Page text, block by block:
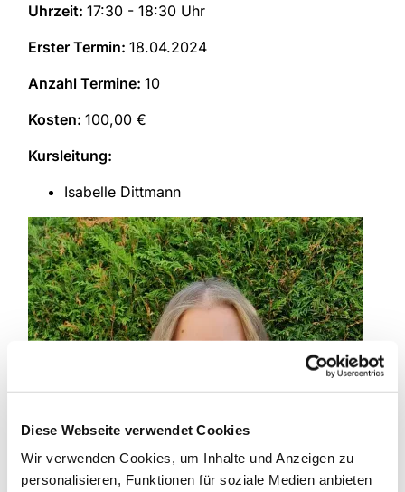
Diese Webseite verwendet Cookies
Wir verwenden Cookies, um Inhalte und Anzeigen zu
personalisieren, Funktionen für soziale Medien anbieten
Uhrzeit: 17:30 - 18:30 Uhr
Erster Termin: 18.04.2024
Anzahl Termine: 10
Kosten: 100,00 €
Kursleitung:
Isabelle Dittmann